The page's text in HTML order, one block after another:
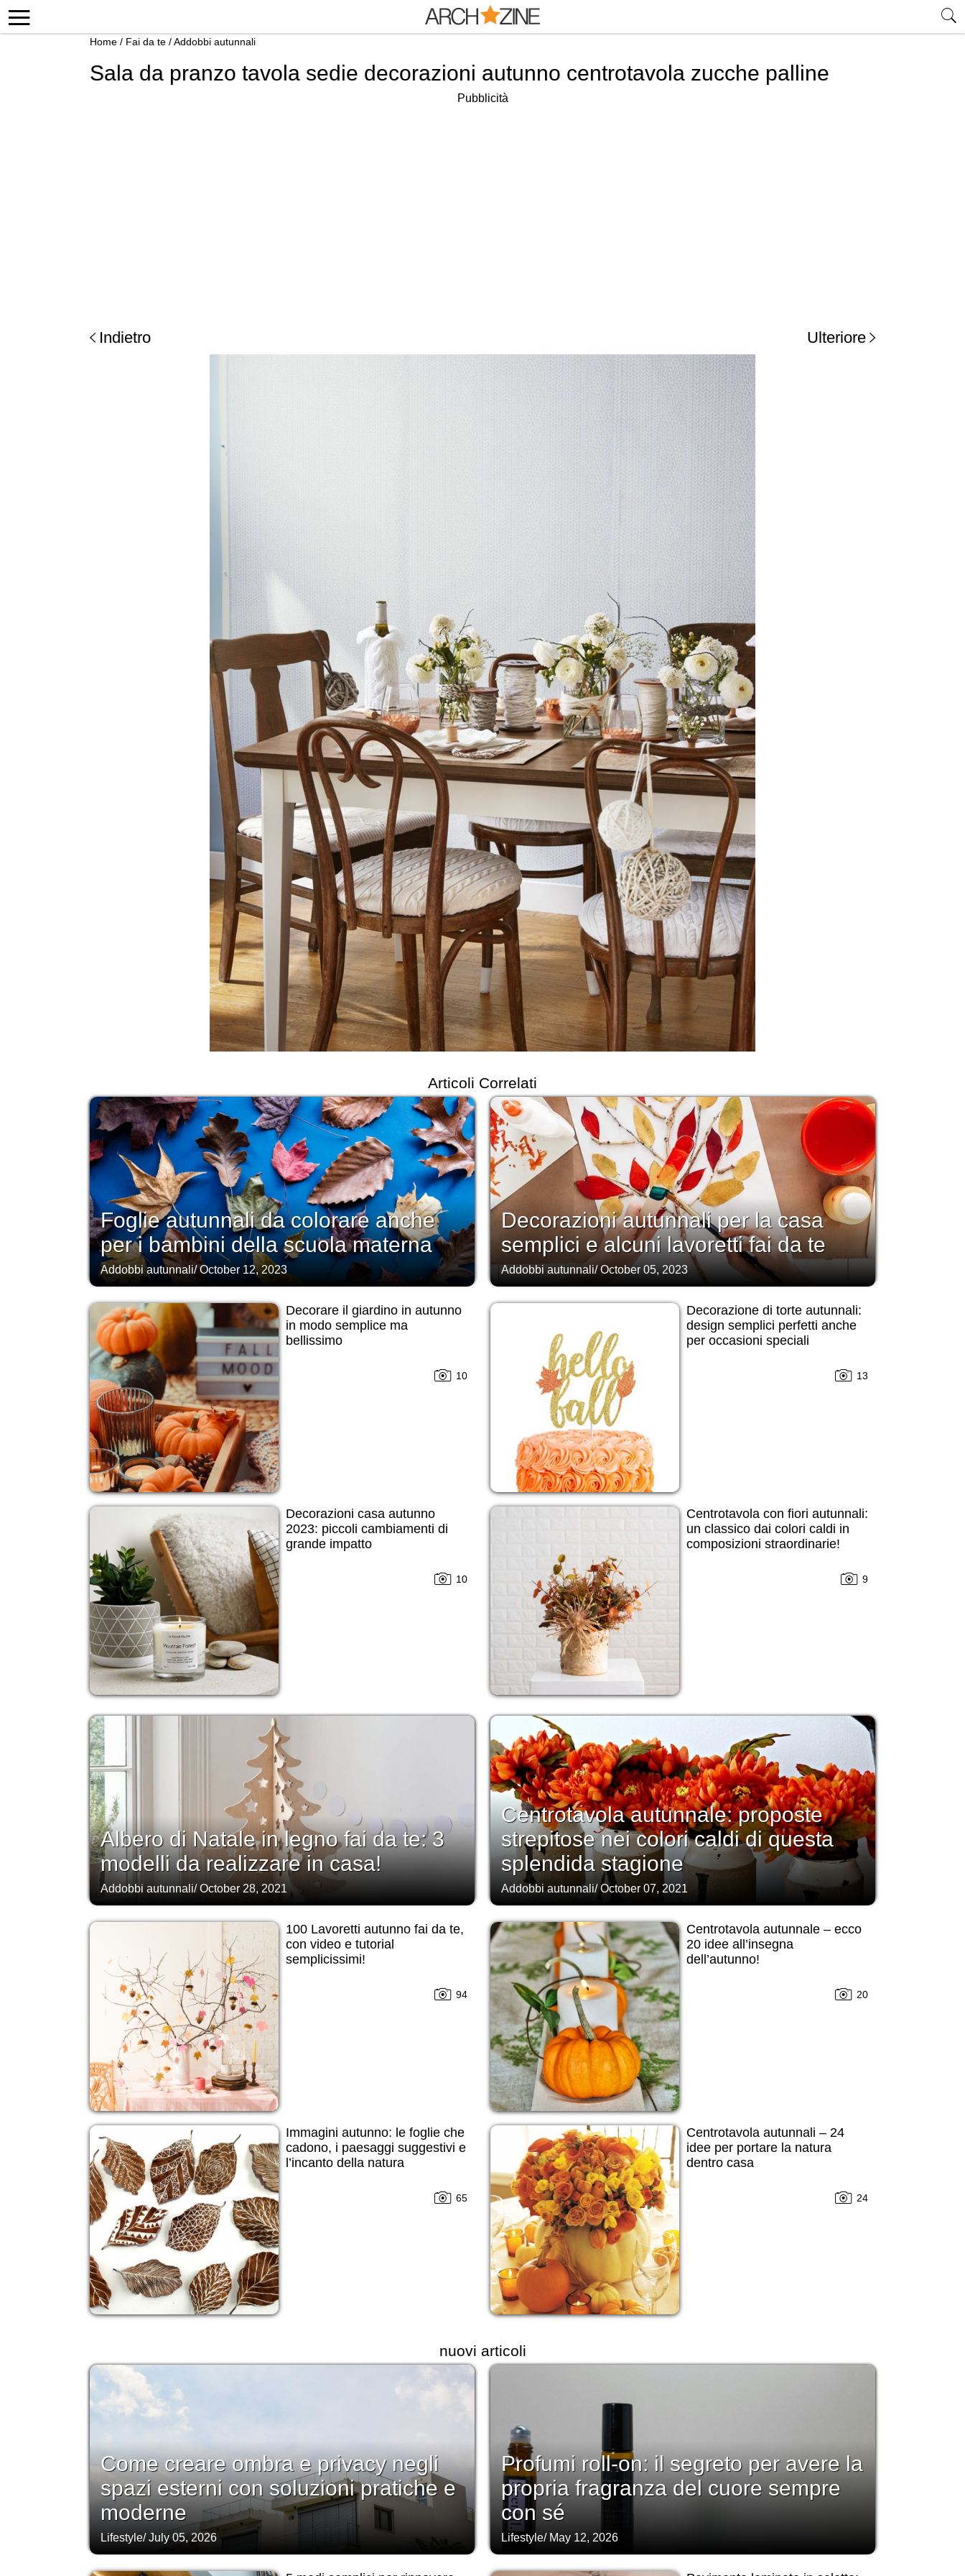
Home / Fai da te /Addobbi autunnali
Sala da pranzo tavola sedie decorazioni autunno centrotavola zucche palline
Pubblicità
Indietro Ulteriore
Articoli Correlati
Foglie autunnali da colorare anche
per i bambini della scuola materna
Addobbi autunnali/October 12, 2023
Decorazioni autunnali per la casa
semplici e alcuni lavoretti fai da te
Addobbi autunnali/October 05, 2023
Decorare il giardino in autunno
in modo semplice ma
bellissimo
10
Decorazione di torte autunnali:
design semplici perfetti anche
per occasioni speciali
13
Decorazioni casa autunno
2023: piccoli cambiamenti di
grande impatto
10
Centrotavola con fiori autunnali:
un classico dai colori caldi in
composizioni straordinarie!
9
Albero di Natale in legno fai da te: 3
modelli da realizzare in casa!
Addobbi autunnali/October 28, 2021
Centrotavola autunnale: proposte
strepitose nei colori caldi di questa
splendida stagione
Addobbi autunnali/October 07, 2021
100 Lavoretti autunno fai da te,
con video e tutorial
semplicissimi!
94
Centrotavola autunnale – ecco
20 idee all’insegna
dell’autunno!
20
Immagini autunno: le foglie che
cadono, i paesaggi suggestivi e
l’incanto della natura
65
Centrotavola autunnali – 24
idee per portare la natura
dentro casa
24
nuovi articoli
Come creare ombra e privacy negli
spazi esterni con soluzioni pratiche e
moderne
Lifestyle/July 05, 2026
Profumi roll-on: il segreto per avere la
propria fragranza del cuore sempre
con sé
Lifestyle/ May 12, 2026